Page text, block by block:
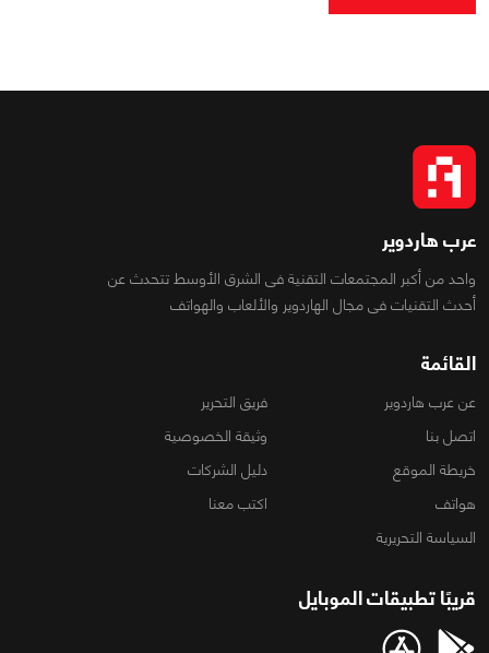
عرب هاردوير
واحد من أكبر المجتمعات التقنية فى الشرق الأوسط تتحدث عن
أحدث التقنيات فى مجال الهاردوير والألعاب والهواتف
القائمة
عن عرب هاردوير
فريق التحرير
اتصل بنا
وثيقة الخصوصية
خريطة الموقع
دليل الشركات
هواتف
اكتب معنا
السياسة التحريرية
قريبًا تطبيقات الموبايل